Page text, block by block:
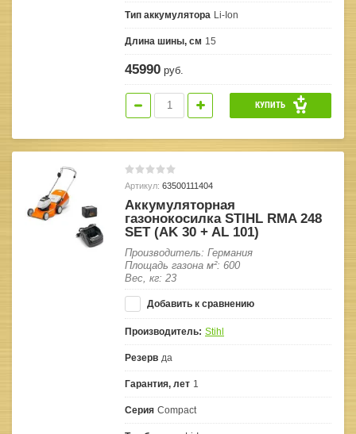
Тип аккумулятора Li-Ion
Длина шины, см 15
45990 руб.
КУПИТЬ
Артикул: 63500111404
Аккумуляторная
газонокосилка STIHL RMA 248
SET (AK 30 + AL 101)
Производитель: Германия
Площадь газона м²: 600
Вес, кг: 23
Добавить к сравнению
Производитель: Stihl
Резерв да
Гарантия, лет 1
Серия Compact